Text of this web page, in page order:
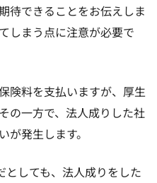
待できることをお伝えしま
しまう点に注意が必要で
険料を支払いますが、厚生
の一方で、法人成りした社
発生します。
しても、法人成りをした